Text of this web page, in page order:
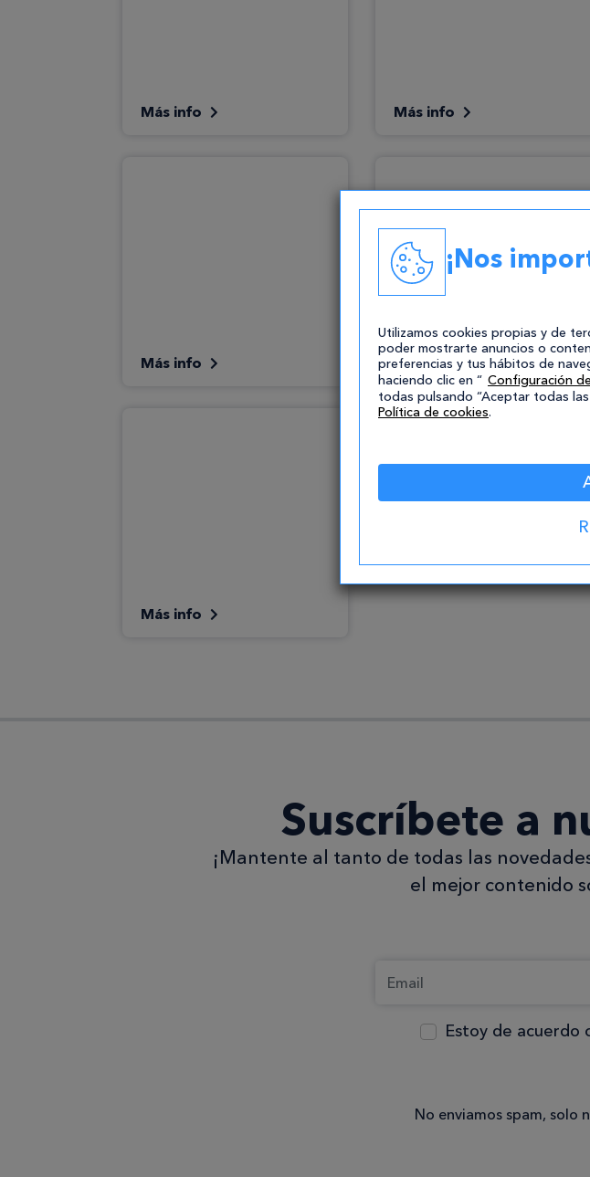
Más info Más info
Más info Más info
Más info
Suscríbete a
¡Mantente al tanto de todas las
el mejor contenido
Estoy de acuerdo
Consentimiento
No enviamos spam, solo
¡Nos
Utilizamos cookies propias y de
poder mostrarte anuncios o
preferencias y tus hábitos de
haciendo clic en “ Configuración
todas pulsando “Aceptar todas
Política de cookies.